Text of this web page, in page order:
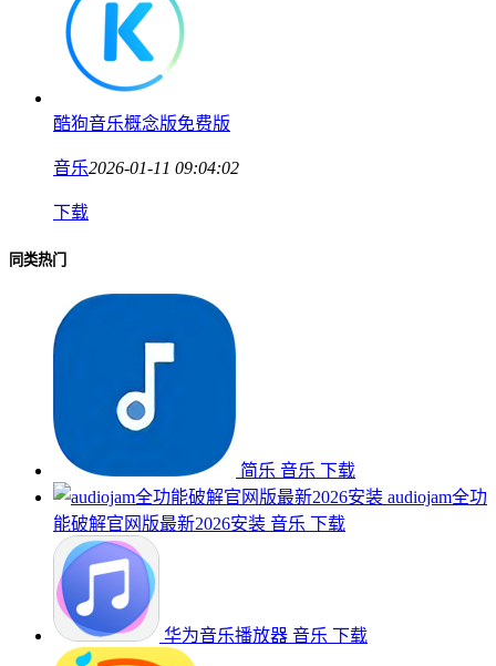
酷狗音乐概念版免费版
音乐2026-01-11 09:04:02
下载
同类热门
简乐 音乐 下载
audiojam全功
能破解官网版最新2026安装 音乐 下载
华为音乐播放器 音乐 下载